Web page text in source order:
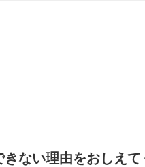
ない理由をおしえて